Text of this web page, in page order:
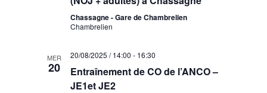
Chassagne - Gare de Chambrelien
Chambrelien
MER
20
20/08/2025 / 14:00 - 16:30
Entraînement de CO de l’ANCO –
JE1et JE2